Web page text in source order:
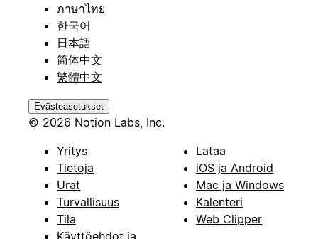
ภาษาไทย
한국어
日本語
简体中文
繁體中文
Evästeasetukset
© 2026 Notion Labs, Inc.
Yritys
Tietoja
Urat
Turvallisuus
Tila
Käyttöehdot ja
Lataa
iOS ja Android
Mac ja Windows
Kalenteri
Web Clipper